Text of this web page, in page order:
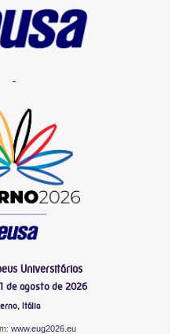
-
Universitários
de agosto de 2026
Itália
www.eug2026.eu